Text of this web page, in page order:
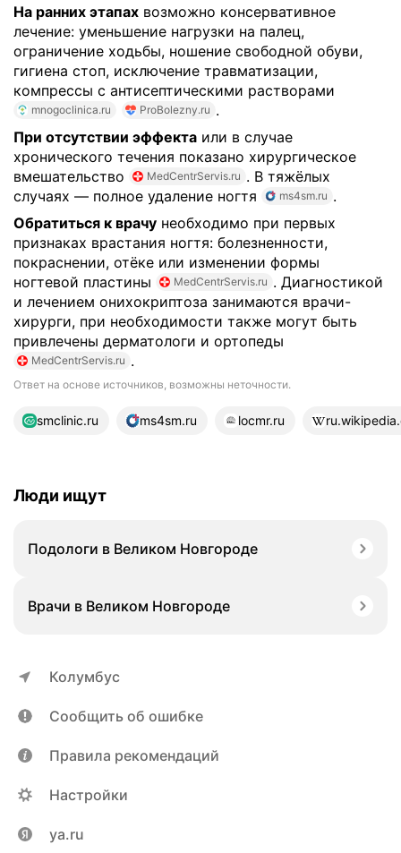
На ранних этапах возможно консервативное
лечение: уменьшение нагрузки на палец,
ограничение ходьбы, ношение свободной обуви,
гигиена стоп, исключение травматизации,
компрессы с антисептическими растворами
mnogoclinica.ru ProBolezny.ru .
При отсутствии эффекта или в случае
хронического течения показано хирургическое
вмешательство
MedCentrServis.ru . В тяжёлых
случаях — полное удаление ногтя
ms4sm.ru .
Обратиться к врачу необходимо при первых
признаках врастания ногтя: болезненности,
покраснении, отёке или изменении формы
ногтевой пластины
MedCentrServis.ru . Диагностикой
и лечением онихокриптоза занимаются врачи-
хирурги, при необходимости также могут быть
привлечены дерматологи и ортопеды
MedCentrServis.ru .
Ответ на основе источников, возможны неточности.
13 источников
smclinic.ru ms4sm.ru locmr.ru
Люди ищут
Подологи в Великом Новгороде
Врачи в Великом Новгороде
Колумбус
Сообщить об ошибке
Правила рекомендаций
Настройки
ya.ru